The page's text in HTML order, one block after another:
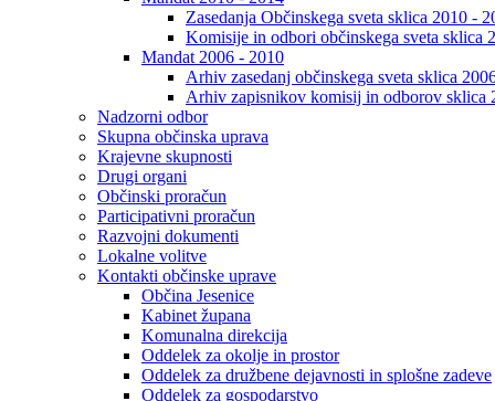
Zasedanja Občinskega sveta sklica 2010 -
Komisije in odbori občinskega sveta sklica
Mandat 2006 - 2010
Arhiv zasedanj občinskega sveta sklica
Arhiv zapisnikov komisij in odborov sklica
Nadzorni odbor
Skupna občinska uprava
Krajevne skupnosti
Drugi organi
Občinski proračun
Participativni proračun
Razvojni dokumenti
Lokalne volitve
Kontakti občinske uprave
Občina Jesenice
Kabinet župana
Komunalna direkcija
Oddelek za okolje in prostor
Oddelek za družbene dejavnosti in splošne zadeve
Oddelek za gospodarstvo